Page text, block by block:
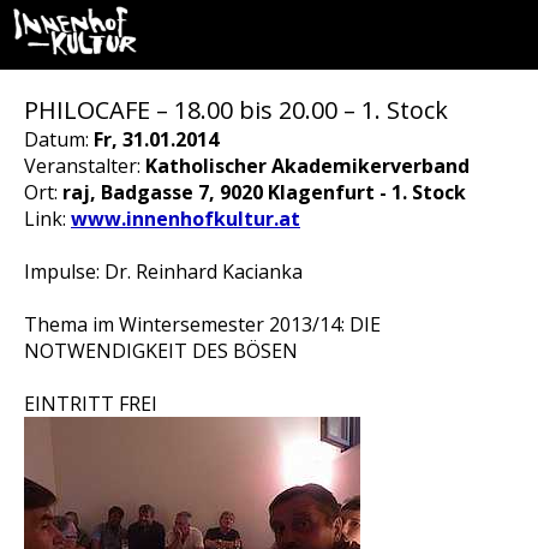
PHILOCAFE – 18.00 bis 20.00 – 1. Stock
Datum: Fr, 31.01.2014
Veranstalter: Katholischer Akademikerverband
Ort: raj, Badgasse 7, 9020 Klagenfurt - 1. Stock
Link: www.innenhofkultur.at
Impulse: Dr. Reinhard Kacianka
Thema im Wintersemester 2013/14: DIE
NOTWENDIGKEIT DES BÖSEN
EINTRITT FREI